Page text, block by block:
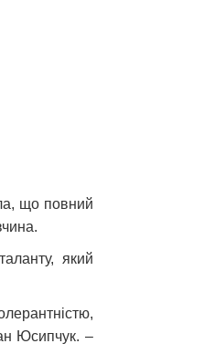
що повний
який
Юсипчук. –